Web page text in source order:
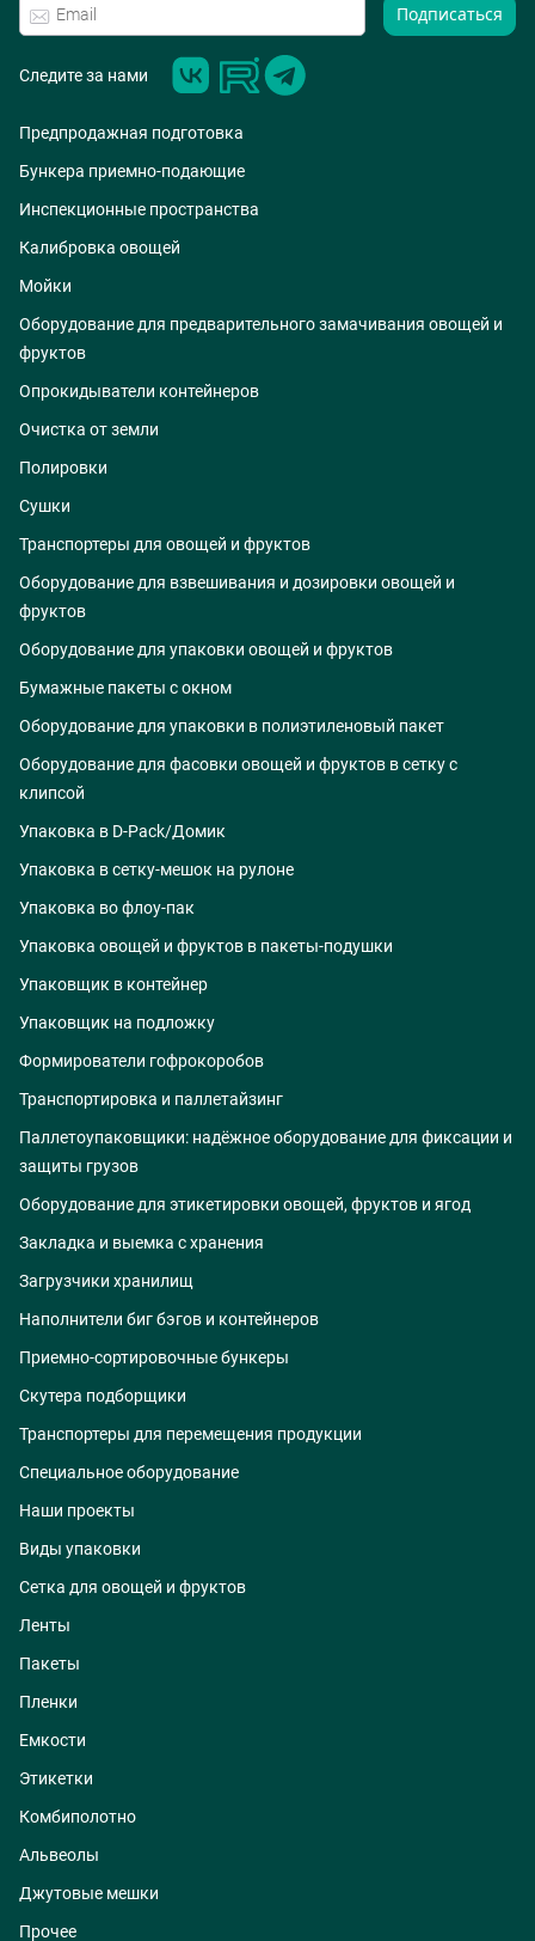
Подписаться
Следите за нами
Предпродажная подготовка
Бункера приемно-подающие
Инспекционные пространства
Калибровка овощей
Мойки
Оборудование для предварительного замачивания овощей и
фруктов
Опрокидыватели контейнеров
Очистка от земли
Полировки
Сушки
Транспортеры для овощей и фруктов
Оборудование для взвешивания и дозировки овощей и
фруктов
Оборудование для упаковки овощей и фруктов
Бумажные пакеты с окном
Оборудование для упаковки в полиэтиленовый пакет
Оборудование для фасовки овощей и фруктов в сетку с
клипсой
Упаковка в D-Pack/Домик
Упаковка в сетку-мешок на рулоне
Упаковка во флоу-пак
Упаковка овощей и фруктов в пакеты-подушки
Упаковщик в контейнер
Упаковщик на подложку
Формирователи гофрокоробов
Транспортировка и паллетайзинг
Паллетоупаковщики: надёжное оборудование для фиксации и
защиты грузов
Оборудование для этикетировки овощей, фруктов и ягод
Закладка и выемка с хранения
Загрузчики хранилищ
Наполнители биг бэгов и контейнеров
Приемно-сортировочные бункеры
Скутера подборщики
Транспортеры для перемещения продукции
Специальное оборудование
Наши проекты
Виды упаковки
Сетка для овощей и фруктов
Ленты
Пакеты
Пленки
Емкости
Этикетки
Комбиполотно
Альвеолы
Джутовые мешки
Прочее